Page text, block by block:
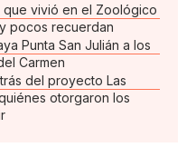
que vivió en el Zoológico
pocos recuerdan
Punta San Julián a los
Carmen
del proyecto Las
otorgaron los